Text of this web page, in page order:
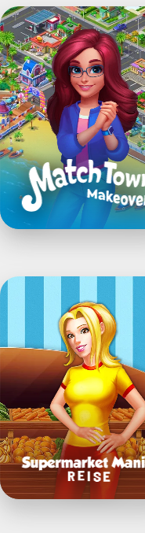
Match
Town
Makeover®: 3
Gewinnt
Supermarket
Mania®